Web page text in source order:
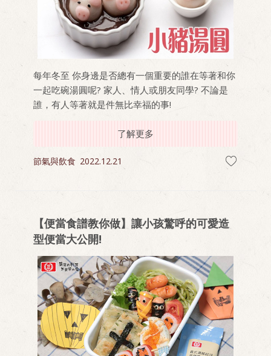
每年冬至 你身邊是否總有一個重要的誰在等著和你
一起吃碗湯圓呢? 家人、情人或朋友同學? 不論是
誰，有人等著就是件無比幸福的事!
了解更多
節氣與飲食 2022.12.21
【便當食譜教你做】讓小孩驚呼的可愛造
型便當大公開!